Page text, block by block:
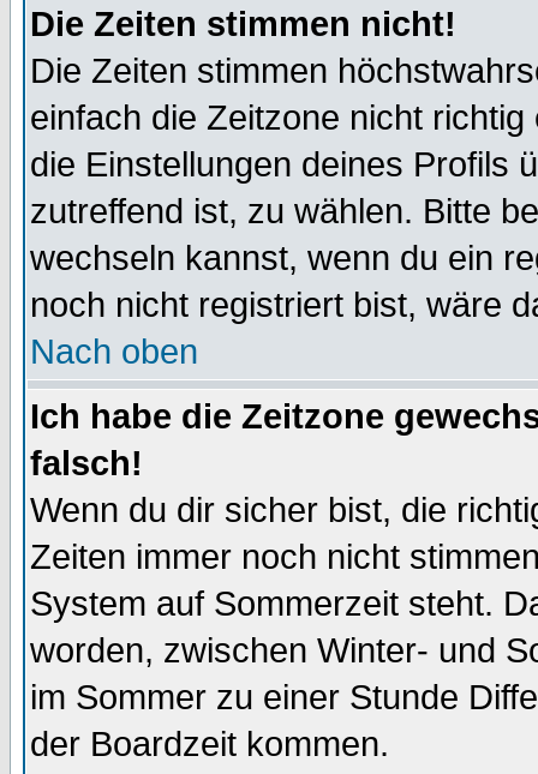
Die Zeiten stimmen nicht!
Die Zeiten stimmen
einfach die Zeitzone nicht
die Einstellungen deines Profils
zutreffend ist, zu wählen. Bitte
wechseln kannst, wenn du ein
noch nicht registriert bist, wäre
Nach oben
Ich habe die Zeitzone
falsch!
Wenn du dir sicher bist, die
Zeiten immer noch nicht
System auf Sommerzeit steht.
worden, zwischen Winter- und
im Sommer zu einer Stunde
der Boardzeit kommen.